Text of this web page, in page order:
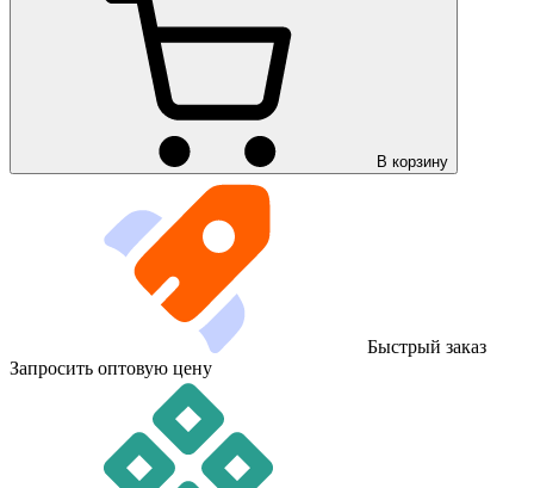
В корзину
Быстрый заказ
Запросить оптовую цену